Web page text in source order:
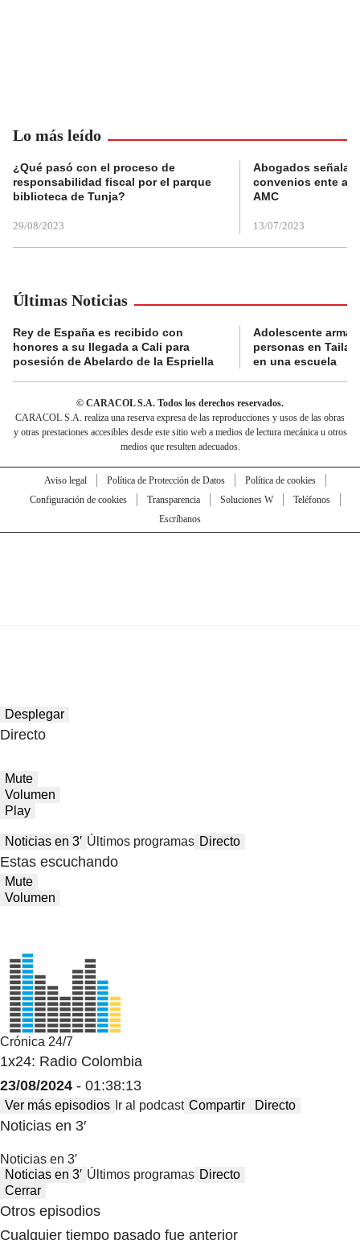
Lo más leído
¿Qué pasó con el proceso de
responsabilidad fiscal por el parque
biblioteca de Tunja?
29/08/2023
Abogados
convenios ente
AMC
13/07/2023
Últimas Noticias
Rey de España es recibido con
honores a su llegada a Cali para
posesión de Abelardo de la Espriella
Adolescente
personas en
en una escuela
© CARACOL S.A. Todos los derechos reservados.
CARACOL S.A. realiza una reserva expresa de las reproducciones y usos de las obras
y otras prestaciones accesibles desde este sitio web a medios de lectura mecánica u otros
medios que resulten adecuados.
Aviso legal Política de Protección de Datos
Política de cookies
Configuración de cookies
Transparencia Soluciones W
Teléfonos
Escríbanos
Desplegar
Directo
Mute
Volumen
Play
Noticias en 3′ Últimos programas Directo
Estas escuchando
Mute
Volumen
Crónica 24/7
1x24: Radio Colombia
23/08/2024 - 01:38:13
Ver más episodios Ir al podcast Compartir Directo
Noticias en 3′
Noticias en 3′
Noticias en 3′ Últimos programas Directo
Cerrar
Otros episodios
Cualquier tiempo pasado fue anterior